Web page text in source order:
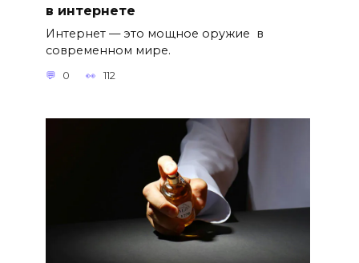
в интернете
Интернет — это мощное оружие в
современном мире.
0 112